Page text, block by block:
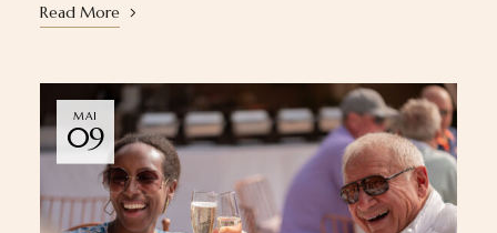
Read More
MAI
09